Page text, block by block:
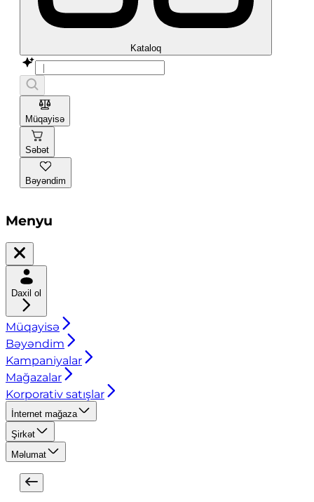
Kataloq
Müqayisə
Səbət
Bəyəndim
Menyu
Daxil ol
Müqayisə
Bəyəndim
Kampaniyalar
Mağazalar
Korporativ satışlar
İnternet mağaza
Şirkət
Məlumat